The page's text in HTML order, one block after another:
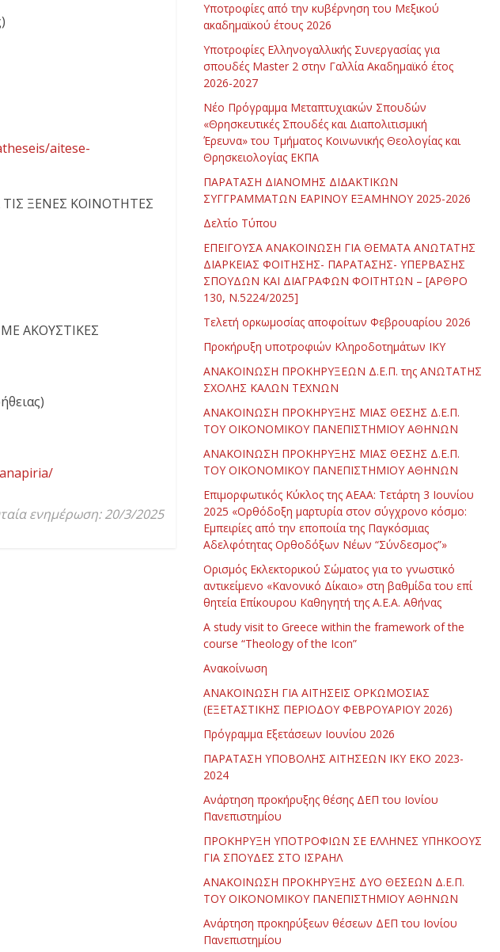
aitese-
ΤΙΣ ΞΕΝΕΣ ΚΟΙΝΟΤΗΤΕΣ
ΑΚΟΥΣΤΙΚΕΣ
ενημέρωση: 20/3/2025
Υποτροφίες από την κυβέρνηση του Μεξικού
ακαδημαϊκού έτους 2026
Υποτροφίες Ελληνογαλλικής Συνεργασίας για
σπουδές Master 2 στην Γαλλία Ακαδημαϊκό έτος
2026-2027
Νέο Πρόγραμμα Μεταπτυχιακών Σπουδών
«Θρησκευτικές Σπουδές και Διαπολιτισμική
Έρευνα» του Τμήματος Κοινωνικής Θεολογίας και
Θρησκειολογίας ΕΚΠΑ
ΠΑΡΑΤΑΣΗ ΔΙΑΝΟΜΗΣ ΔΙΔΑΚΤΙΚΩΝ
ΣΥΓΓΡΑΜΜΑΤΩΝ ΕΑΡΙΝΟΥ ΕΞΑΜΗΝΟΥ 2025-2026
Δελτίο Τύπου
ΕΠΕΙΓΟΥΣΑ ΑΝΑΚΟΙΝΩΣΗ ΓΙΑ ΘΕΜΑΤΑ ΑΝΩΤΑΤΗΣ
ΔΙΑΡΚΕΙΑΣ ΦΟΙΤΗΣΗΣ- ΠΑΡΑΤΑΣΗΣ- ΥΠΕΡΒΑΣΗΣ
ΣΠΟΥΔΩΝ ΚΑΙ ΔΙΑΓΡΑΦΩΝ ΦΟΙΤΗΤΩΝ – [ΑΡΘΡΟ
130, Ν.5224/2025]
Τελετή ορκωμοσίας αποφοίτων Φεβρουαρίου 2026
Προκήρυξη υποτροφιών Κληροδοτημάτων ΙΚΥ
ΑΝΑΚΟΙΝΩΣΗ ΠΡΟΚΗΡΥΞΕΩΝ Δ.Ε.Π. της ΑΝΩΤΑΤΗΣ
ΣΧΟΛΗΣ ΚΑΛΩΝ ΤΕΧΝΩΝ
ΑΝΑΚΟΙΝΩΣΗ ΠΡΟΚΗΡΥΞΗΣ ΜΙΑΣ ΘΕΣΗΣ Δ.Ε.Π.
ΤΟΥ ΟΙΚΟΝΟΜΙΚΟΥ ΠΑΝΕΠΙΣΤΗΜΙΟΥ ΑΘΗΝΩΝ
ΑΝΑΚΟΙΝΩΣΗ ΠΡΟΚΗΡΥΞΗΣ ΜΙΑΣ ΘΕΣΗΣ Δ.Ε.Π.
ΤΟΥ ΟΙΚΟΝΟΜΙΚΟΥ ΠΑΝΕΠΙΣΤΗΜΙΟΥ ΑΘΗΝΩΝ
Επιμορφωτικός Κύκλος της ΑΕΑΑ: Τετάρτη 3 Ιουνίου
2025 «Ορθόδοξη μαρτυρία στον σύγχρονο κόσμο:
Εμπειρίες από την εποποιία της Παγκόσμιας
Αδελφότητας Ορθοδόξων Νέων “Σύνδεσμος”»
Ορισμός Εκλεκτορικού Σώματος για το γνωστικό
αντικείμενο «Κανονικό Δίκαιο» στη βαθμίδα του επί
θητεία Επίκουρου Καθηγητή της Α.Ε.Α. Αθήνας
Α study visit to Greece within the framework of the
course “Theology of the Icon”
Ανακοίνωση
ΑΝΑΚΟΙΝΩΣΗ ΓΙΑ ΑΙΤΗΣΕΙΣ ΟΡΚΩΜΟΣΙΑΣ
(ΕΞΕΤΑΣΤΙΚΗΣ ΠΕΡΙΟΔΟΥ ΦΕΒΡΟΥΑΡΙΟΥ 2026)
Πρόγραμμα Εξετάσεων Ιουνίου 2026
ΠΑΡΑΤΑΣΗ ΥΠΟΒΟΛΗΣ ΑΙΤΗΣΕΩΝ ΙΚΥ ΕΚΟ 2023-
2024
Ανάρτηση προκήρυξης θέσης ΔΕΠ του Ιονίου
Πανεπιστημίου
ΠΡΟΚΗΡΥΞΗ ΥΠΟΤΡΟΦΙΩΝ ΣΕ ΕΛΛΗΝΕΣ ΥΠΗΚΟΟΥΣ
ΓΙΑ ΣΠΟΥΔΕΣ ΣΤΟ ΙΣΡΑΗΛ
ΑΝΑΚΟΙΝΩΣΗ ΠΡΟΚΗΡΥΞΗΣ ΔΥΟ ΘΕΣΕΩΝ Δ.Ε.Π.
ΤΟΥ ΟΙΚΟΝΟΜΙΚΟΥ ΠΑΝΕΠΙΣΤΗΜΙΟΥ ΑΘΗΝΩΝ
Ανάρτηση προκηρύξεων θέσεων ΔΕΠ του Ιονίου
Πανεπιστημίου